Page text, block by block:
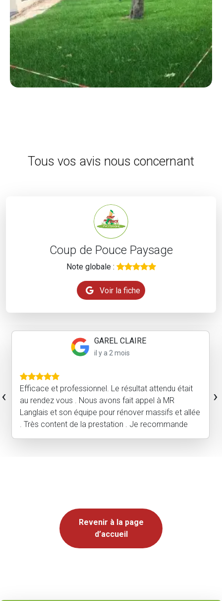
Tous vos avis nous concernant
Coup de Pouce Paysage
Note globale :
Voir la fiche
GAREL CLAIRE
il y a 2 mois
Efficace et professionnel. Le résultat attendu était
au rendez vous . Nous avons fait appel à MR
Langlais et son équipe pour rénover massifs et allée
. Très content de la prestation . Je recommande
‹ ›
Revenir à la page
d’accueil